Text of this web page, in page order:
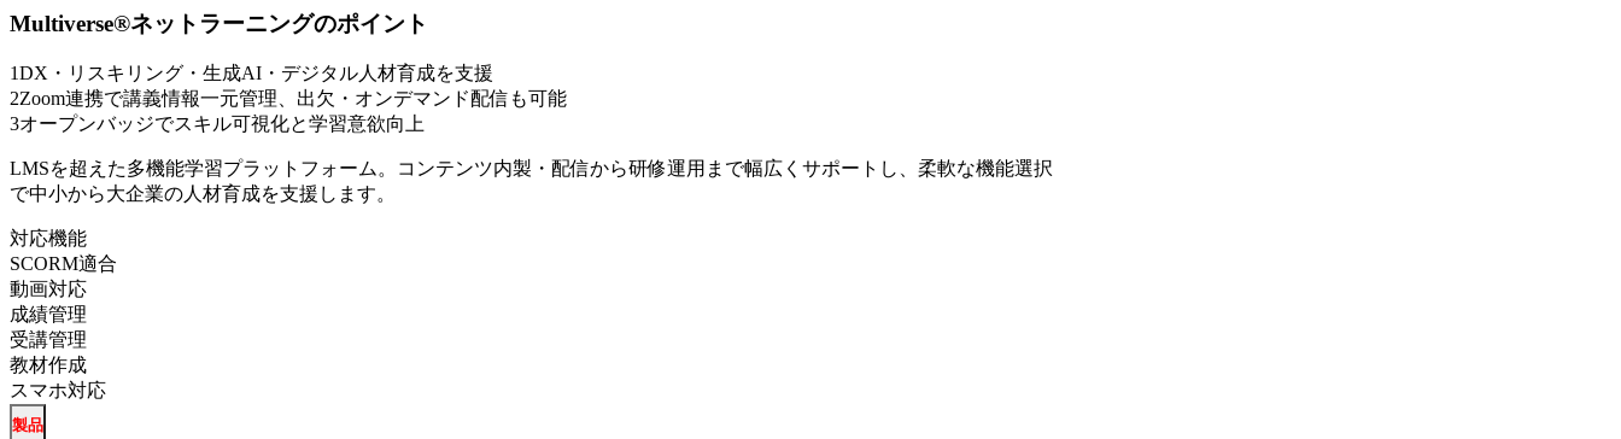
Multiverse®ネットラーニングのポイント
1DX・リスキリング・生成AI・デジタル人材育成を支援
2Zoom連携で講義情報一元管理、出欠・オンデマンド配信も可能
3オープンバッジでスキル可視化と学習意欲向上
LMSを超えた多機能学習プラットフォーム。コンテンツ内製・配信から研修運用まで幅広くサポートし、柔軟な機能選択
で中小から大企業の人材育成を支援します。
対応機能
SCORM適合
動画対応
成績管理
受講管理
教材作成
スマホ対応
製品